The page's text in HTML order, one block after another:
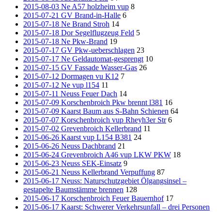
2015-08-03 Ne A57 holzheim vup 8
2015-07-21 GV Brand-in-Halle 6
2015-07-18 Ne Brand Stroh 14
2015-07-18 Dor Segelflugzeug Feld 5
2015-07-18 Ne Pkw-Brand 19
2015-07-17 GV Pkw-ueberschlagen 23
2015-07-17 Ne Geldautomat-gesprengt 10
2015-07-15 GV Fassade Wasser-Gas 26
2015-07-12 Dormagen vu K12 7
2015-07-12 Ne vup l154 11
2015-07-11 Neuss Feuer Dach 14
2015-07-09 Korschenbroich Pkw brennt l381 16
2015-07-09 Kaarst Baum aus S-Bahn Schienen 64
2015-07-07 Korschenbroich vup Rheyh3er Str 6
2015-07-02 Grevenbroich Kellerbrand 11
2015-06-26 Kaarst vup L154 B381 24
2015-06-26 Neuss Dachbrand 21
2015-06-24 Grevenbroich A46 vup LKW PKW 18
2015-06-23 Neuss SEK-Einsatz 9
2015-06-21 Neuss Kellerbrand Verpuffung 87
2015-06-17 Neuss: Naturschutzgebiet Ölgangsinsel –
gestapelte Baumstämme brennen 128
2015-06-17 Korschenbroich Feuer Bauernhof 17
2015-06-17 Kaarst: Schwerer Verkehrsunfall – drei Personen